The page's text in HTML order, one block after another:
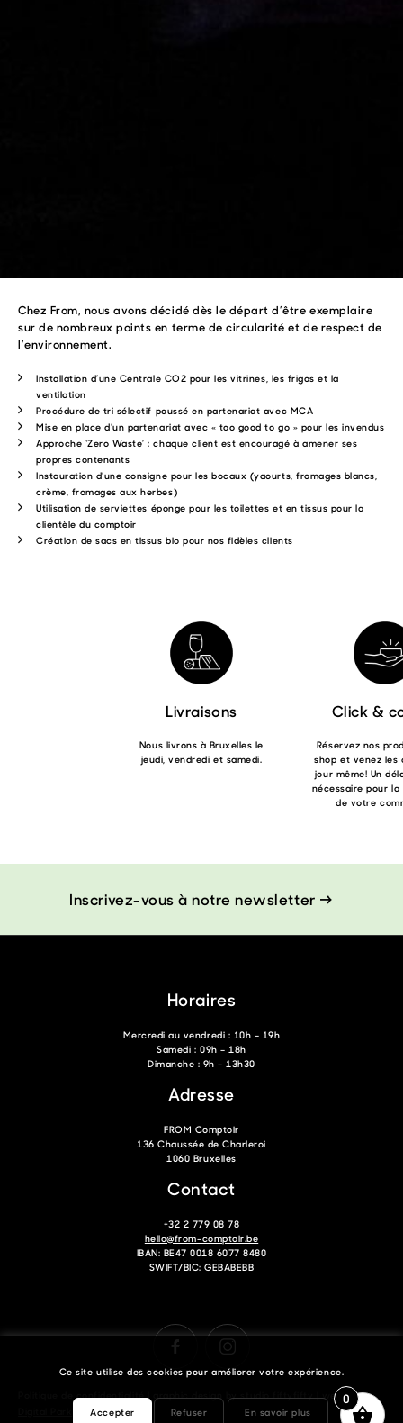
Chez From, nous avons décidé dès le départ d’être exemplaire
sur de nombreux points en terme de circularité et de respect de
l’environnement.
Installation d’une Centrale CO2 pour les vitrines, les frigos et la
ventilation
Procédure de tri sélectif poussé en partenariat avec MCA
Mise en place d’un partenariat avec « too good to go » pour les invendus
Approche ‘Zero Waste’ : chaque client est encouragé à amener ses
propres contenants
Instauration d’une consigne pour les bocaux (yaourts, fromages blancs,
crème, fromages aux herbes)
Utilisation de serviettes éponge pour les toilettes et en tissus pour la
clientèle du comptoir
Création de sacs en tissus bio pour nos fidèles clients
Livraisons
Nous livrons à Bruxelles le
jeudi, vendredi et samedi.
Click &
Réservez nos
shop et venez les
jour même! Un
nécessaire pour
de votre
Inscrivez-vous à notre newsletter →
Horaires
Mercredi au vendredi : 10h – 19h
Samedi : 09h – 18h
Dimanche : 9h – 13h30
Adresse
FROM Comptoir
136 Chaussée de Charleroi
1060 Bruxelles
Contact
+32 2 779 08 78
hello@from-comptoir.be
IBAN: BE47 0018 6077 8480
SWIFT/BIC: GEBABEBB
Politique de confidentialité| graphic design bystudio fiftyfifty| website by
Ce site utilise des cookies pour améliorer votre expérience.
Accepter Refuser En savoir plus
0